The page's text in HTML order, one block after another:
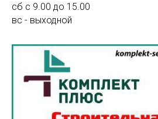
сб с 9.00 до 15.00
вс - выходной